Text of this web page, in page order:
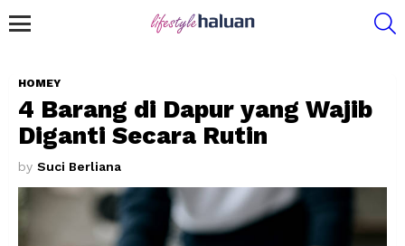
HOMEY
4 Barang di Dapur yang Wajib
Diganti Secara Rutin
by Suci Berliana